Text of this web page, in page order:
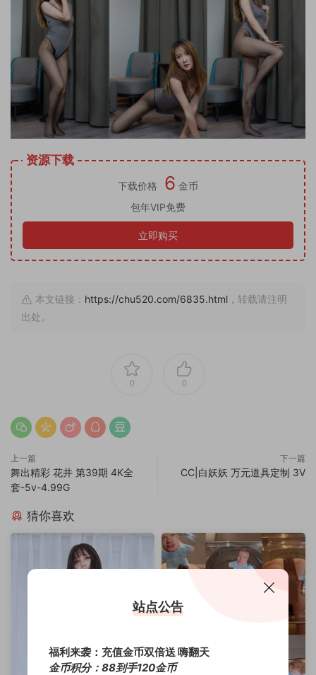
资源下载
下载价格 6 金币
包年VIP免费
立即购买
本文链接： https://chu520.com/6835.html ，转载请注明
出处。
0 0
上一篇
舞出精彩 花井 第39期 4K全
套-5v-4.99G
下一篇
CC|白妖妖 万元道具定制 3V
猜你喜欢
站点公告
福利来袭：充值金币双倍送 嗨翻天
金币积分：88到手120金币